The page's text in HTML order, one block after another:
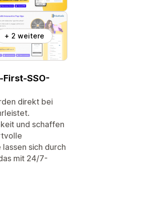
+ 2 weitere
SSO-
direkt bei
und schaffen
sich durch
mit 24/7-